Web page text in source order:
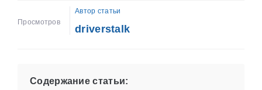
Просмотров
Автор статьи
driverstalk
Содержание статьи: